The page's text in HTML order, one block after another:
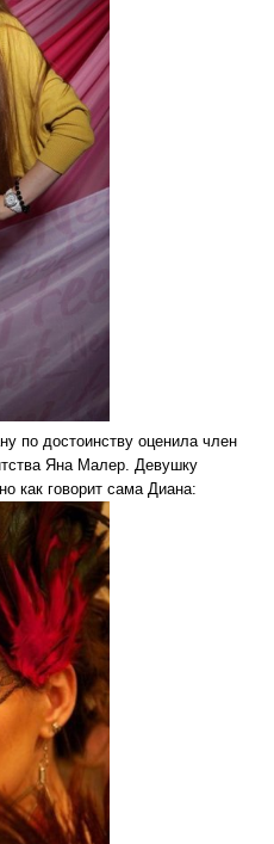
по достоинству оценила член
Яна Малер. Девушку
как говорит сама Диана: